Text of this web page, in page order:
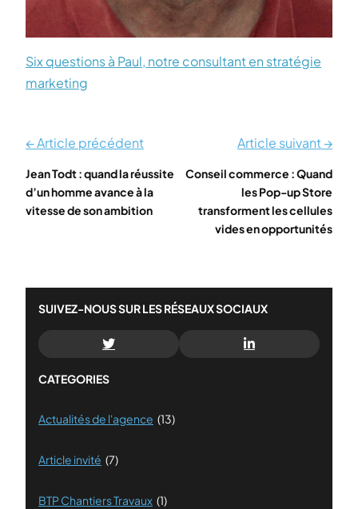
Six questions à Paul, notre consultant en stratégie
marketing
← Article précédent
Jean Todt : quand la réussite
d’un homme avance à la
vitesse de son ambition
Article suivant →
Conseil commerce : Quand
les Pop-up Store
transforment les cellules
vides en opportunités
SUIVEZ-NOUS SUR LES RÉSEAUX SOCIAUX
CATEGORIES
Actualités de l'agence (13)
Article invité (7)
BTP Chantiers Travaux (1)